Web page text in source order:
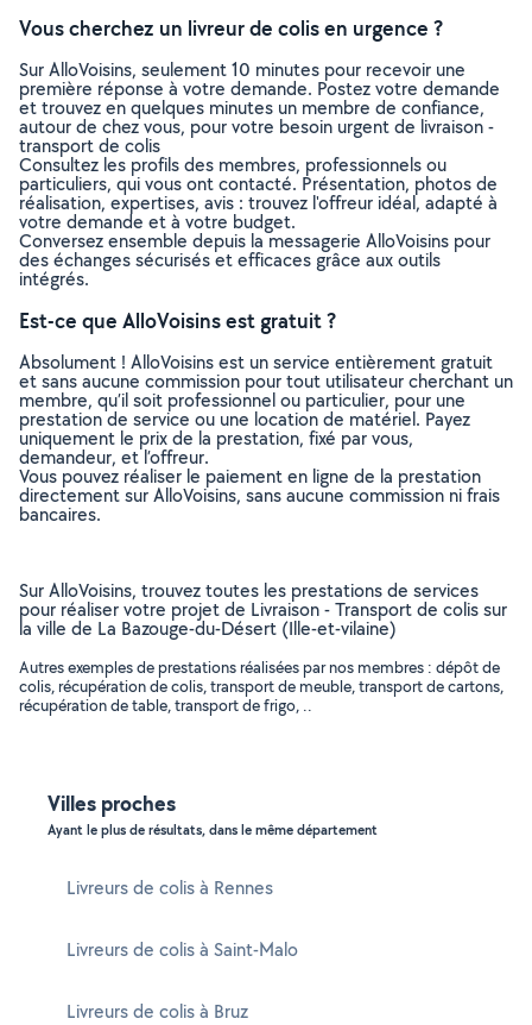
Vous cherchez un livreur de colis en urgence ?
Sur AlloVoisins, seulement 10 minutes pour recevoir une
première réponse à votre demande. Postez votre demande
et trouvez en quelques minutes un membre de confiance,
autour de chez vous, pour votre besoin urgent de livraison -
transport de colis
Consultez les profils des membres, professionnels ou
particuliers, qui vous ont contacté. Présentation, photos de
réalisation, expertises, avis : trouvez l'offreur idéal, adapté à
votre demande et à votre budget.
Conversez ensemble depuis la messagerie AlloVoisins pour
des échanges sécurisés et efficaces grâce aux outils
intégrés.
Est-ce que AlloVoisins est gratuit ?
Absolument ! AlloVoisins est un service entièrement gratuit
et sans aucune commission pour tout utilisateur cherchant un
membre, qu’il soit professionnel ou particulier, pour une
prestation de service ou une location de matériel. Payez
uniquement le prix de la prestation, fixé par vous,
demandeur, et l’offreur.
Vous pouvez réaliser le paiement en ligne de la prestation
directement sur AlloVoisins, sans aucune commission ni frais
bancaires.
Sur AlloVoisins, trouvez toutes les prestations de services
pour réaliser votre projet de Livraison - Transport de colis sur
la ville de La Bazouge-du-Désert (Ille-et-vilaine)
Autres exemples de prestations réalisées par nos membres : dépôt de
colis, récupération de colis, transport de meuble, transport de cartons,
récupération de table, transport de frigo, ..
Villes proches
Ayant le plus de résultats, dans le même département
Livreurs de colis à Rennes
Livreurs de colis à Saint-Malo
Livreurs de colis à Bruz